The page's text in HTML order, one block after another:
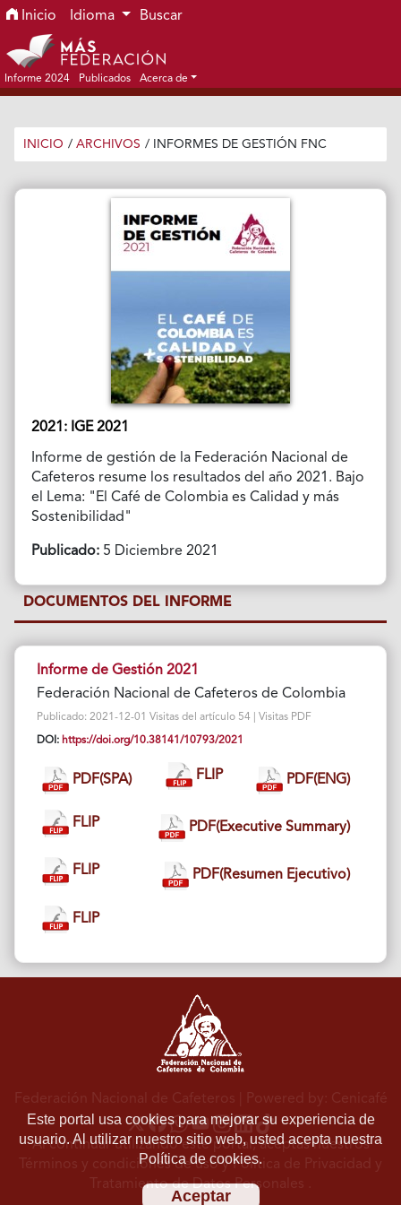
Ir al menú de navegación principal
Ir al contenido principal
Ir al pie de página del sitio
Inicio Idioma Buscar
Informe 2024 Publicados Acerca de
INICIO / ARCHIVOS / INFORMES DE GESTIÓN FNC
2021: IGE 2021
Informe de gestión de la Federación Nacional de
Cafeteros resume los resultados del año 2021. Bajo
el Lema: "El Café de Colombia es Calidad y más
Sostenibilidad"
Publicado:5 Diciembre 2021
DOCUMENTOS DEL INFORME
Informe de Gestión 2021
Federación Nacional de Cafeteros de Colombia
Publicado: 2021-12-01 Visitas del artículo 54 | Visitas PDF
DOI: https://doi.org/10.38141/10793/2021
PDF(SPA) FLIP PDF(ENG)
FLIP PDF(Executive Summary)
FLIP PDF(Resumen Ejecutivo)
FLIP
Este portal usa cookies para mejorar su experiencia de
usuario. Al utilizar nuestro sitio web, usted acepta nuestra
Política de cookies.
Aceptar
Federación Nacional de Cafeteros | Powered by: Cenicafé
Al continuar utilizando este portal, aceptas nuestros
Términos y condiciones de usoyPolítica de Privacidad y
Tratamiento de Datos Personales